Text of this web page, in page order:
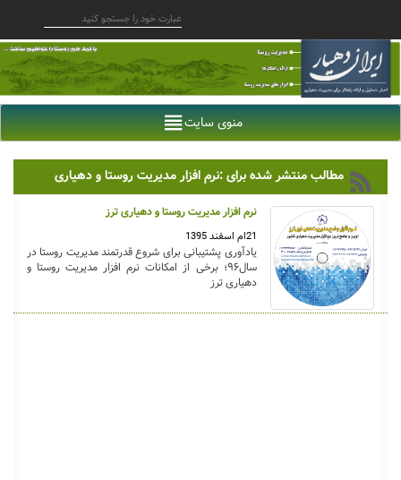
منوی سایت
مطالب منتشر شده برای :نرم افزار مدیریت روستا و دهیاری
نرم افزار مدیریت روستا و دهیاری ترز
21ام اسفند 1395
یادآوری پشتیبانی برای شروع قدرتمند مدیریت روستا در
سال۹۶؛ برخی از امکانات نرم افزار مدیریت روستا و
دهیاری ترز